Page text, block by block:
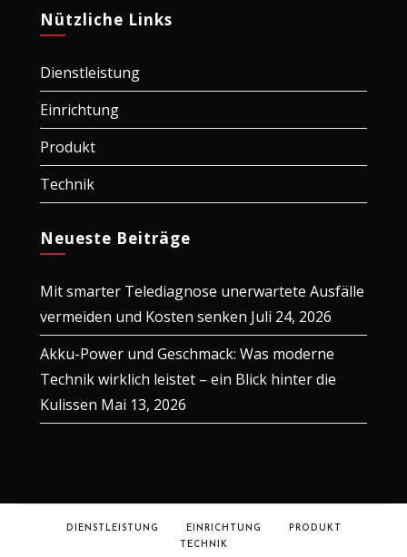
Nützliche Links
Dienstleistung
Einrichtung
Produkt
Technik
Neueste Beiträge
Mit smarter Telediagnose unerwartete Ausfälle
vermeiden und Kosten senken Juli 24, 2026
Akku-Power und Geschmack: Was moderne
Technik wirklich leistet – ein Blick hinter die
Kulissen Mai 13, 2026
DIENSTLEISTUNG EINRICHTUNG
PRODUKT
TECHNIK